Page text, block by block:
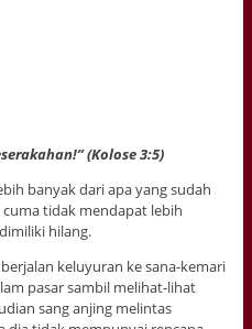
(Kolose 3:5)
banyak dari apa yang sudah
tidak mendapat lebih
hilang.
keluyuran ke sana-kemari
pasar sambil melihat-lihat
sang anjing melintas